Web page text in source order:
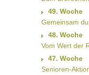
49. Woche
Gemeinsam
48. Woche
Vom Wert der
47. Woche
Senioren-